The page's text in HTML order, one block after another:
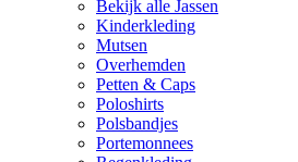
Bekijk alle Jassen
Kinderkleding
Mutsen
Overhemden
Petten & Caps
Poloshirts
Polsbandjes
Portemonnees